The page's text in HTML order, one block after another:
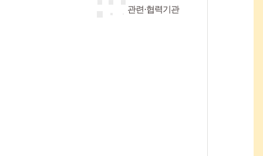
관련·협력기관